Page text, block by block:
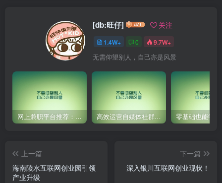
[db:旺仔] 关注
1.4W+ 0 9.7W+
无需仰望别人，自己亦是风景
网上兼职平台推荐：国外网赚任务！ 高效运营自媒体社群，让内容更有价值！
上一篇
海南陵水互联网创业园引领
产业升级
下一篇
深入银川互联网创业现状！